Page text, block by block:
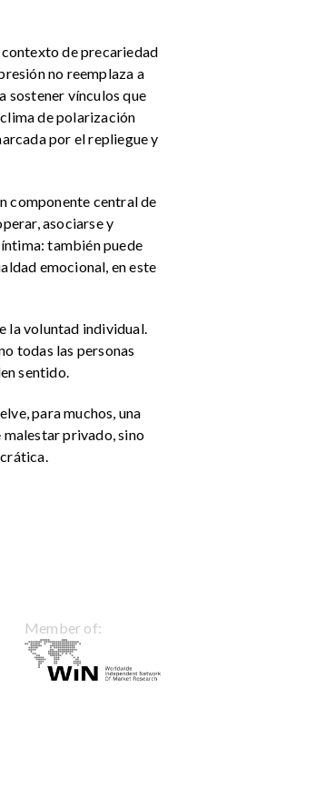
contexto de precariedad
no reemplaza a
sostener vínculos que
de polarización
por el repliegue y
componente central de
asociarse y
también puede
emocional, en este
la voluntad individual.
todas las personas
sentido.
para muchos, una
privado, sino
Member of: